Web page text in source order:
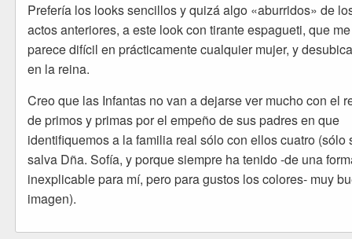
Prefería los looks sencillos y quizá algo «aburridos» de
actos anteriores, a este look con tirante espagueti, que me
parece difícil en prácticamente cualquier mujer, y
en la reina.
Creo que las Infantas no van a dejarse ver mucho con el
de primos y primas por el empeño de sus padres en que
identifiquemos a la familia real sólo con ellos cuatro (sólo
salva Dña. Sofía, y porque siempre ha tenido -de una
inexplicable para mí, pero para gustos los colores- muy
imagen).